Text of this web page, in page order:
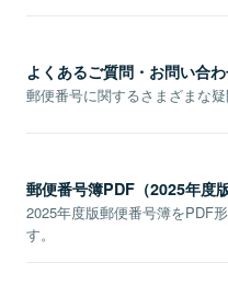
よくあるご質問・お問い合
郵便番号に関するさまざまな疑
郵便番号簿PDF（2025年度版
2025年度版郵便番号簿をPDF
す。